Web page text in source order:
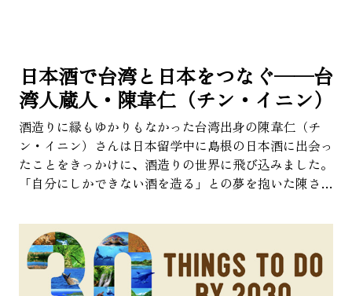
日本酒で台湾と日本をつなぐ——台
湾人蔵人・陳韋仁（チン・イニン）
酒造りに縁もゆかりもなかった台湾出身の陳韋仁（チ
ン・イニン）さんは日本留学中に島根の日本酒に出会っ
たことをきっかけに、酒造りの世界に飛び込みました。
「自分にしかできない酒を造る」との夢を抱いた陳さん
ありませんでした。語学の勉強から始まり、酒造り修
行、酒米の栽培、オリジナルブランドの酒造り、そして
酒蔵設立まで…。今回は、夢に向かって挑み続ける陳さ
んの物語をご紹介します。